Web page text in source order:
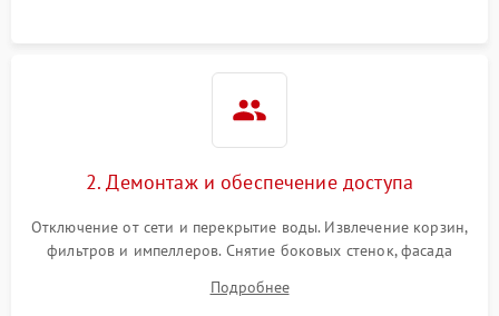
2. Демонтаж и обеспечение доступа
Отключение от сети и перекрытие воды. Извлечение корзин,
фильтров и импеллеров. Снятие боковых стенок, фасада
циркуляционному насосу, ТЭНу и сливной помпе.
Подробнее